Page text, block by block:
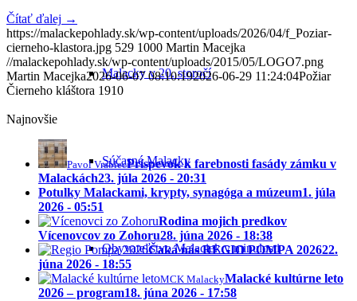
Malacky v 20. storočí
Súčasné Malacky
Obyvateľstvo Malaciek v minulosti
Čítať ďalej →
https://malackepohlady.sk/wp-content/uploads/2026/04/f_Poziar-
cierneho-klastora.jpg 529 1000 Martin Macejka
//malackepohlady.sk/wp-content/uploads/2015/05/LOGO7.png
Martin Macejka2026-06-07 08:10:192026-06-29 11:24:04Požiar
Čierneho kláštora 1910
Najnovšie
Pavol VrablecPríspevok k farebnosti fasády zámku v
Malackách23. júla 2026 - 20:31
Potulky Malackami, krypty, synagóga a múzeum1. júla
2026 - 05:51
Rodina mojich predkov
Vícenovcov zo Zohoru28. júna 2026 - 18:38
Čaká nás REGIO POMPA 202622.
júna 2026 - 18:55
MCK MalackyMalacké kultúrne leto
2026 – program18. júna 2026 - 17:58